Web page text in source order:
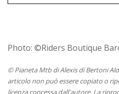
Photo: ©Riders Boutique
© Pianeta Mtb di Alexis di Bertoni
articolo non può essere copiato o
licenza concessa dall'autore. La